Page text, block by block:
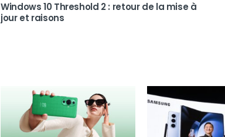
Windows 10 Threshold 2 : retour de la mise à
jour et raisons